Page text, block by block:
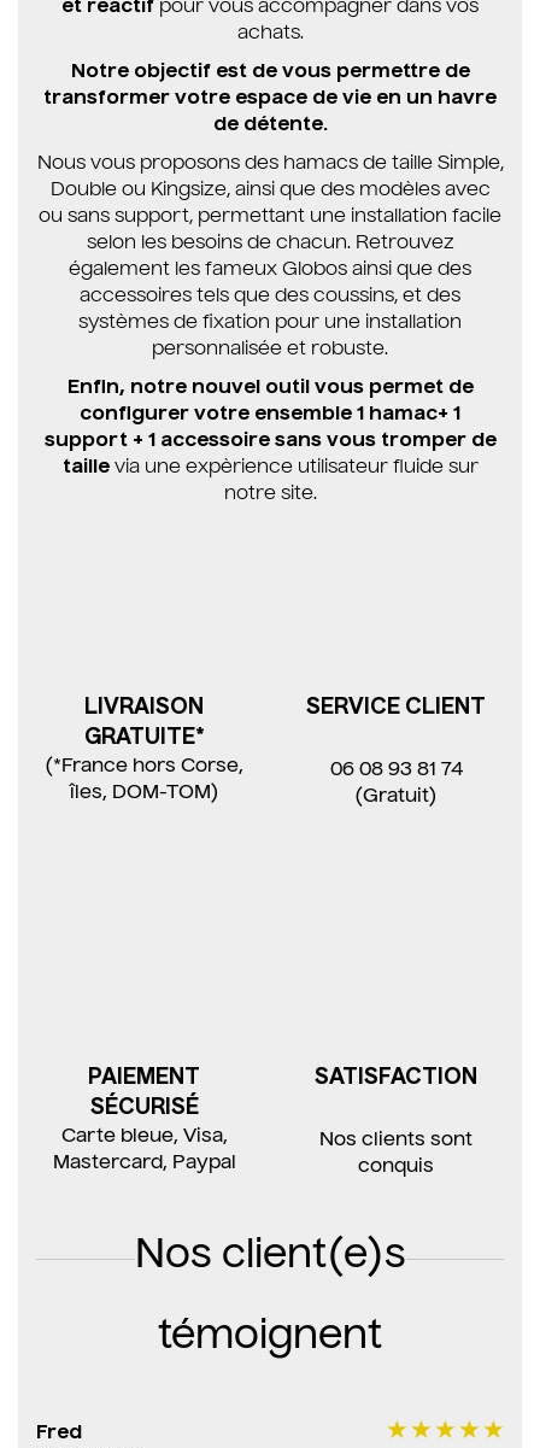
et réactif pour vous accompagner dans vos
achats.
Notre objectif est de vous permettre de
transformer votre espace de vie en un havre
de détente.
Nous vous proposons des hamacs de taille Simple,
Double ou Kingsize, ainsi que des modèles avec
ou sans support, permettant une installation facile
selon les besoins de chacun. Retrouvez
également les fameux Globos ainsi que des
accessoires tels que des coussins, et des
systèmes de fixation pour une installation
personnalisée et robuste.
Enfin, notre nouvel outil vous permet de
configurer votre ensemble 1 hamac+ 1
support + 1 accessoire sans vous tromper de
taille via une expèrience utilisateur fluide sur
notre site.
LIVRAISON
GRATUITE*
(*France hors Corse,
îles, DOM-TOM)
SERVICE CLIENT
06 08 93 81 74
(Gratuit)
PAIEMENT
SÉCURISÉ
Carte bleue, Visa,
Mastercard, Paypal
SATISFACTION
Nos clients sont
conquis
Nos client(e)s
témoignent
Fred